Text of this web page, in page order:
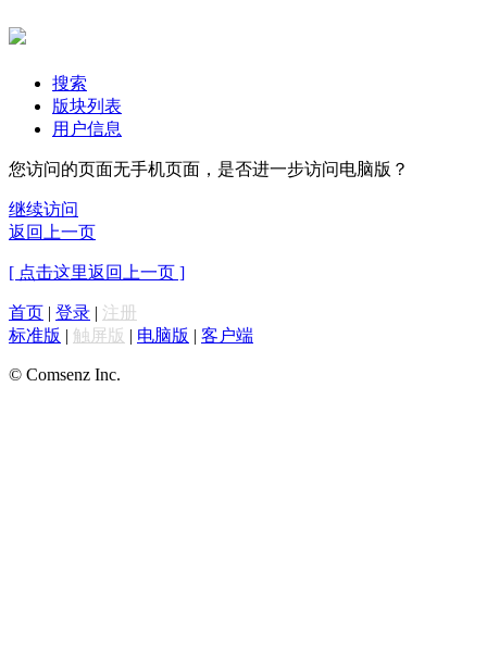
搜索
版块列表
用户信息
您访问的页面无手机页面，是否进一步访问电脑版？
继续访问
返回上一页
[ 点击这里返回上一页 ]
首页 | 登录 | 注册
标准版 | 触屏版 | 电脑版 | 客户端
© Comsenz Inc.